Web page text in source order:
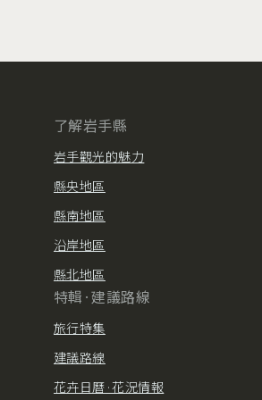
了解岩手縣
岩手觀光的魅力
縣央地區
縣南地區
沿岸地區
縣北地區
特輯·建議路線
旅行特集
建議路線
花卉日曆·花況情報